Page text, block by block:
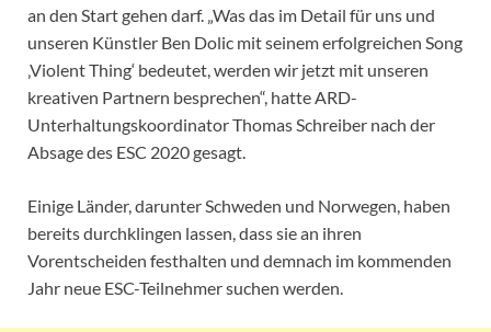
an den Start gehen darf. „Was das im Detail für uns und
unseren Künstler Ben Dolic mit seinem erfolgreichen Song
‚Violent Thing‘ bedeutet, werden wir jetzt mit unseren
kreativen Partnern besprechen“, hatte ARD-
Unterhaltungskoordinator Thomas Schreiber nach der
Absage des ESC 2020 gesagt.
Einige Länder, darunter Schweden und Norwegen, haben
bereits durchklingen lassen, dass sie an ihren
Vorentscheiden festhalten und demnach im kommenden
Jahr neue ESC-Teilnehmer suchen werden.